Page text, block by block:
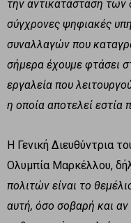
την αντικατάσταση
σύγχρονες ψηφιακές
συναλλαγών που
σήμερα έχουμε φτάσει
εργαλεία που
η οποία αποτελεί εστία
Η Γενική Διευθύντρια
Ολυμπία Μαρκέλλου,
πολιτών είναι το
αυτή, όσο σοβαρή και αν